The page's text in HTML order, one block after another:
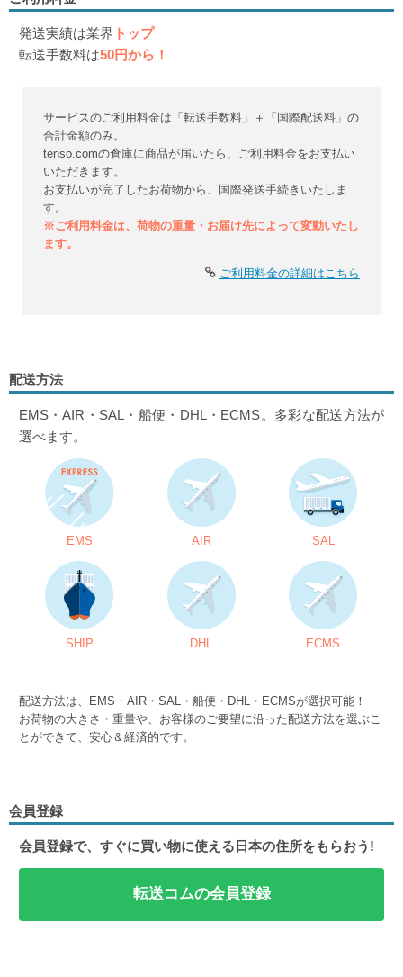
発送実績は業界 トップ
転送手数料は50円から！
サービスのご利用料金は「転送手数料」＋「国際配送料」の
合計金額のみ。
tenso.comの倉庫に商品が届いたら、ご利用料金をお支払い
いただきます。
お支払いが完了したお荷物から、国際発送手続きいたしま
す。
※ご利用料金は、荷物の重量・お届け先によって変動いたし
ます。
ご利用料金の詳細はこちら
配送方法
EMS・AIR・SAL・船便・DHL・ECMS。多彩な配送方法が
選べます。
EMS AIR SAL
SHIP DHL ECMS
配送方法は、EMS・AIR・SAL・船便・DHL・ECMSが選択可能！
お荷物の大きさ・重量や、お客様のご要望に沿った配送方法を選ぶこ
とができて、安心＆経済的です。
会員登録
会員登録で、すぐに買い物に使える日本の住所をもらおう!
転送コムの会員登録